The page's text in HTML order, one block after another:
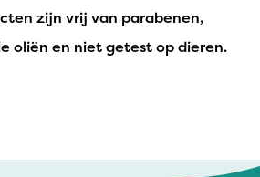
zijn vrij van parabenen,
oliën en niet getest op dieren.